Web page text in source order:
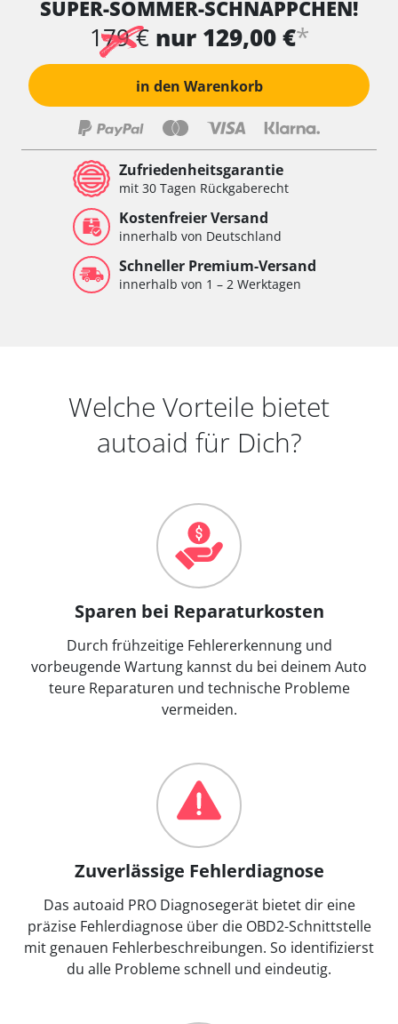
Wischersteuerung
Xenon links
Xenon rechts
Zentrale Bedieneinheit
Zentralelektronik
Zentralelektronik hinten
Zentralelektronik vorne
Zentralelektronik vorne Beifahrer
Zentralelektronik vorne Fahrer
Verfügbarkeit abhängig von Modell, Motorisierung, Ausstattung
und Konfiguration
SUPER-SOMMER-SCHNÄPPCHEN!
179 € nur 129,00 €*
in den Warenkorb
Zufriedenheitsgarantie
mit 30 Tagen Rückgaberecht
Kostenfreier Versand
innerhalb von Deutschland
Schneller Premium-Versand
innerhalb von 1 – 2 Werktagen
Welche Vorteile bietet
autoaid für Dich?
Sparen bei Reparaturkosten
Durch frühzeitige Fehlererkennung und
vorbeugende Wartung kannst du bei deinem Auto
teure Reparaturen und technische Probleme
vermeiden.
Zuverlässige Fehlerdiagnose
Das autoaid PRO Diagnosegerät bietet dir eine
präzise Fehlerdiagnose über die OBD2-Schnittstelle
mit genauen Fehlerbeschreibungen. So identifizierst
du alle Probleme schnell und eindeutig.